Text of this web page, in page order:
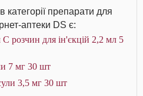
препарати для
аптеки DS є:
розчин для ін'єкцій 2,2 мл 5
7 мг 30 шт
3,5 мг 30 шт